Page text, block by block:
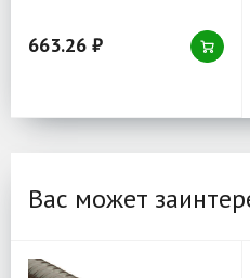
663.26 ₽
Вас может